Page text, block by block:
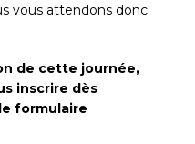
vous attendons donc
de cette journée,
inscrire dès
formulaire